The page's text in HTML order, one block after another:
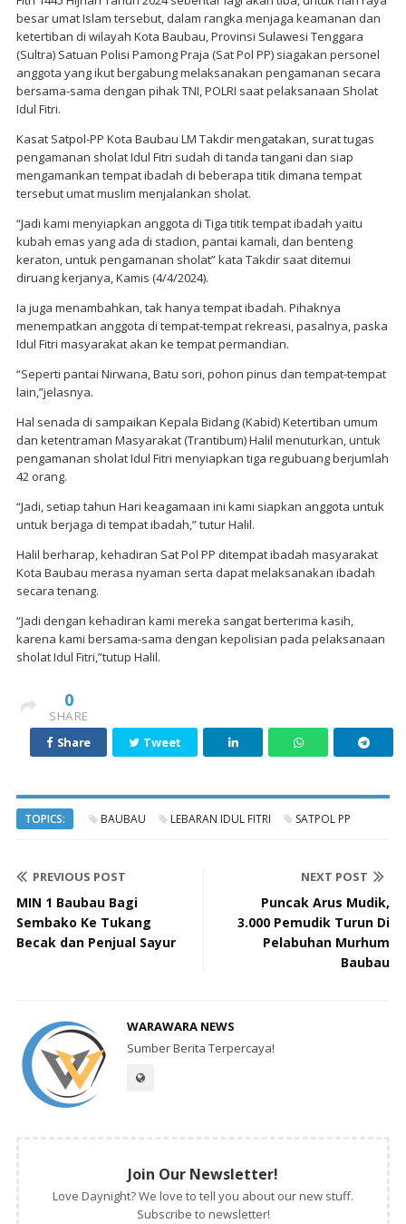
besar umat Islam tersebut, dalam rangka menjaga keamanan dan
ketertiban di wilayah Kota Baubau, Provinsi Sulawesi Tenggara
(Sultra) Satuan Polisi Pamong Praja (Sat Pol PP) siagakan personel
anggota yang ikut bergabung melaksanakan pengamanan secara
bersama-sama dengan pihak TNI, POLRI saat pelaksanaan Sholat
Idul Fitri.
Kasat Satpol-PP Kota Baubau LM Takdir mengatakan, surat tugas
pengamanan sholat Idul Fitri sudah di tanda tangani dan siap
mengamankan tempat ibadah di beberapa titik dimana tempat
tersebut umat muslim menjalankan sholat.
“Jadi kami menyiapkan anggota di Tiga titik tempat ibadah yaitu
kubah emas yang ada di stadion, pantai kamali, dan benteng
keraton, untuk pengamanan sholat” kata Takdir saat ditemui
diruang kerjanya, Kamis (4/4/2024).
Ia juga menambahkan, tak hanya tempat ibadah. Pihaknya
menempatkan anggota di tempat-tempat rekreasi, pasalnya, paska
Idul Fitri masyarakat akan ke tempat permandian.
“Seperti pantai Nirwana, Batu sori, pohon pinus dan tempat-tempat
lain,”jelasnya.
Hal senada di sampaikan Kepala Bidang (Kabid) Ketertiban umum
dan ketentraman Masyarakat (Trantibum) Halil menuturkan, untuk
pengamanan sholat Idul Fitri menyiapkan tiga regubuang berjumlah
42 orang.
“Jadi, setiap tahun Hari keagamaan ini kami siapkan anggota untuk
untuk berjaga di tempat ibadah,” tutur Halil.
Halil berharap, kehadiran Sat Pol PP ditempat ibadah masyarakat
Kota Baubau merasa nyaman serta dapat melaksanakan ibadah
secara tenang.
“Jadi dengan kehadiran kami mereka sangat berterima kasih,
karena kami bersama-sama dengan kepolisian pada pelaksanaan
sholat Idul Fitri,”tutup Halil.
0
SHARE
Share
Tweet
TOPICS: BAUBAU LEBARAN IDUL FITRI SATPOL PP
PREVIOUS POST
MIN 1 Baubau Bagi
Sembako Ke Tukang
Becak dan Penjual Sayur
NEXT POST
Puncak Arus Mudik,
3.000 Pemudik Turun Di
Pelabuhan Murhum
Baubau
WARAWARA NEWS
Sumber Berita Terpercaya!
Join Our Newsletter!
Love Daynight? We love to tell you about our new stuff.
Subscribe to newsletter!